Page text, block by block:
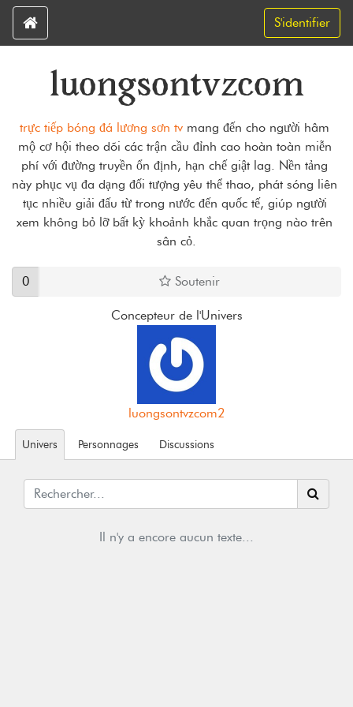
S'identifier
luongsontvzcom
trực tiếp bóng đá lương sơn tv mang đến cho người hâm
mộ cơ hội theo dõi các trận cầu đỉnh cao hoàn toàn miễn
phí với đường truyền ổn định, hạn chế giật lag. Nền tảng
này phục vụ đa dạng đối tượng yêu thể thao, phát sóng liên
tục nhiều giải đấu từ trong nước đến quốc tế, giúp người
xem không bỏ lỡ bất kỳ khoảnh khắc quan trọng nào trên
sân cỏ.
0 Soutenir
Concepteur de l'Univers
luongsontvzcom2
Univers Personnages Discussions
Il n'y a encore aucun texte...